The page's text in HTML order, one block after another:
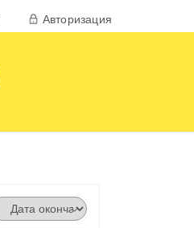
Авторизация